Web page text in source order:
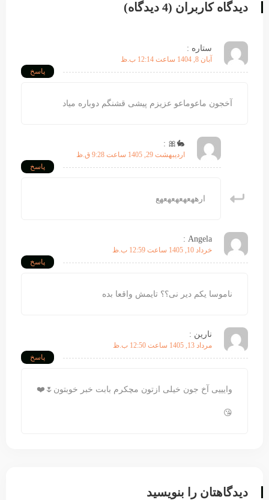
دیدگاه کاربران (4 دیدگاه)
ستاره :
آبان 8, 1404 ساعت 12:14 ب.ظ
پاسخ
آخجون ماعوماعو عزیزم پیشی قشنگم دوباره میاد
🐇🎀 :
اردیبهشت 29, 1405 ساعت 9:28 ق.ظ
پاسخ
ارههعهعهعهعهع
Angela :
خرداد 10, 1405 ساعت 12:59 ب.ظ
پاسخ
ناموسا یکم دیر نی؟؟ تایمش واقعا بده
نارین :
مرداد 13, 1405 ساعت 12:50 ب.ظ
پاسخ
وایییی آخ جون خیلی ازتون مچکرم بابت خبر خوبتون🌷❤️
😘
دیدگاهتان را بنویسید